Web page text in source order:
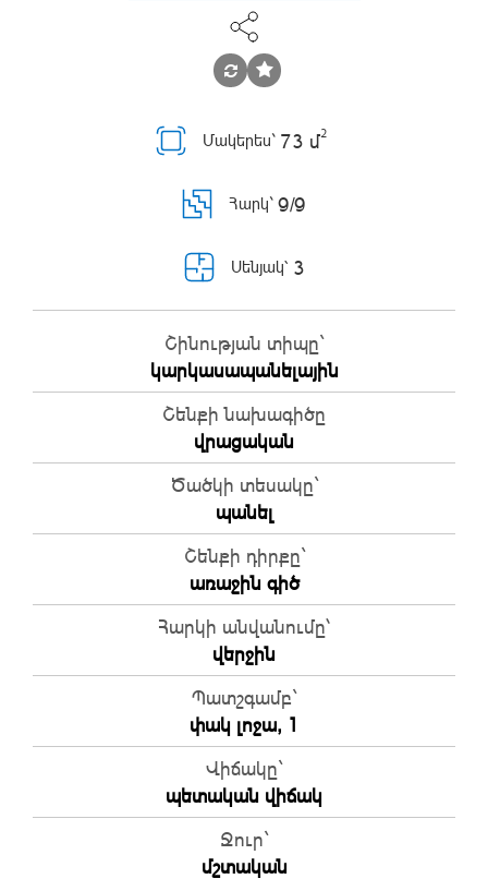
Սենյակ՝ 3
Մակերես` 73 մ2
Հարկ` 9/9
Շինության տիպը`
կարկասապանելային
Շենքի նախագիծը
վրացական
Ծածկի տեսակը`
պանել
Շենքի դիրքը`
առաջին գիծ
Հարկի անվանումը՝
վերջին
Պատշգամբ`
փակ լոջա, 1
Վիճակը`
պետական վիճակ
Ջուր`
մշտական